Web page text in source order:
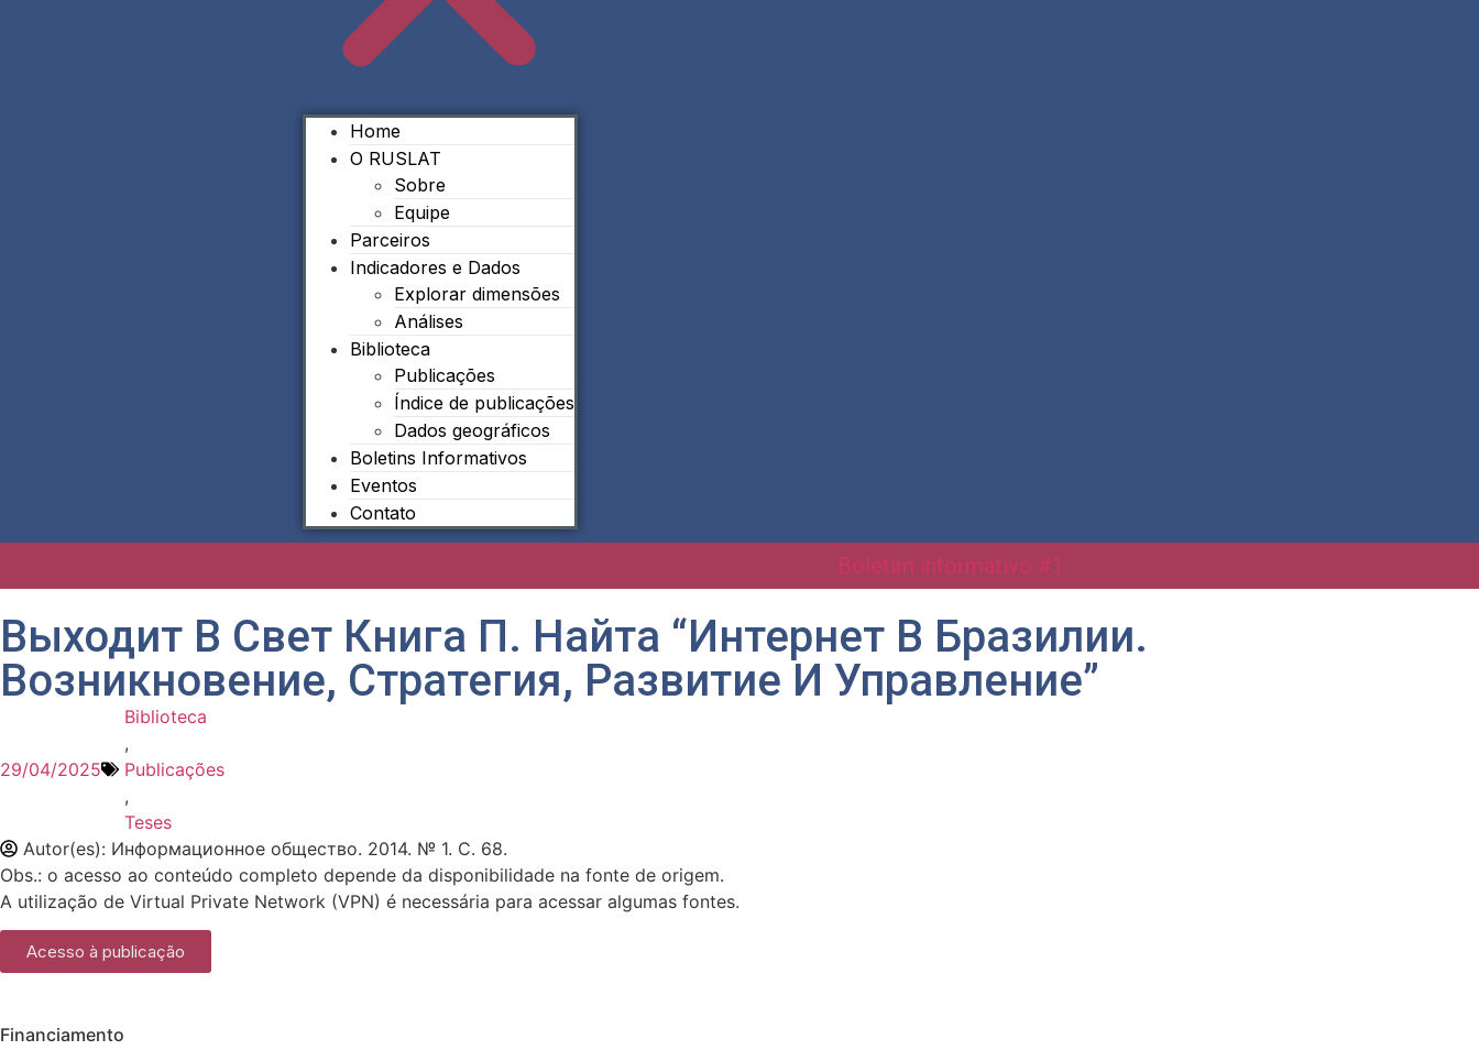
Home
O RUSLAT
Sobre
Equipe
Parceiros
Indicadores e Dados
Explorar dimensões
Análises
Biblioteca
Publicações
Índice de publicações
Dados geográficos
Boletins Informativos
Eventos
Contato
Boletim informativo #1
Выходит В Свет Книга П. Найта “Интернет В Бразилии.
Возникновение, Стратегия, Развитие И Управление”
29/04/2025
Biblioteca
,
Publicações
,
Teses
Autor(es): Информационное общество. 2014. № 1. С. 68.
Obs.: o acesso ao conteúdo completo depende da disponibilidade na fonte de origem.
A utilização de Virtual Private Network (VPN) é necessária para acessar algumas fontes.
Acesso à publicação
Financiamento